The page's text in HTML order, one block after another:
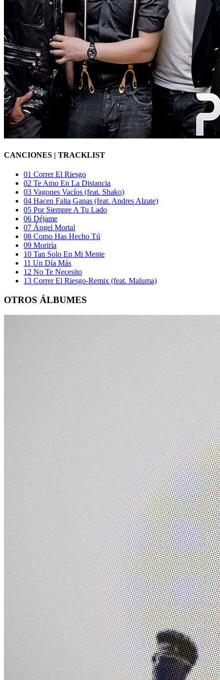
CANCIONES | TRACKLIST
01 Correr El Riesgo
02 Te Amo En La Distancia
03 Vagones Vacíos (feat. Shako)
04 Hacen Falta Ganas (feat. Andres Alzate)
05 Por Siempre A Tu Lado
06 Déjame
07 Ángel Mortal
08 Como Has Hecho Tú
09 Moriría
10 Tan Solo En Mi Mente
11 Un Día Más
12 No Te Necesito
13 Correr El Riesgo-Remix (feat. Maluma)
OTROS ÁLBUMES